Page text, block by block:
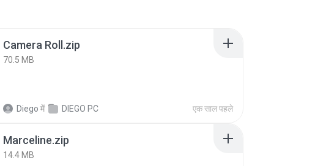
Camera Roll.zip
70.5 MB
Diego में DIEGO PC एक साल पहले
Marceline.zip
14.4 MB